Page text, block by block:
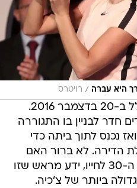
היא עברה / רויטרס
האירוע הטראומתי התחולל ב-20 בדצמבר 2016.
חדר לבניין בו התגוררה
נכנס לתוך ביתה כדי
הדירה. לא ברור האם
האיש, ככל הנראה בשנות ה-30 לחייו, ידע מראש שזו
ביותר של צ'כיה.